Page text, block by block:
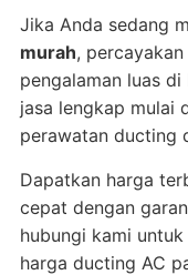
Jika Anda sedang
murah,
pengalaman luas
jasa lengkap mulai
perawatan ducting
Dapatkan harga
cepat dengan
hubungi kami
harga ducting AC